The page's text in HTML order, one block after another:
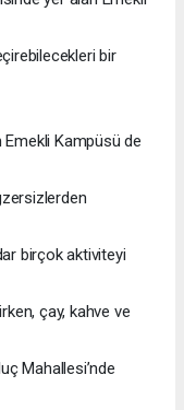
bir
Kampüsü de
birçok aktiviteyi
çay, kahve ve
Mahallesi’nde